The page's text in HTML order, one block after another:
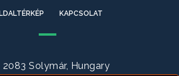
KAPCSOLAT
2083 Solymár, Hungary